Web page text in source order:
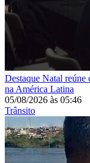
Destaque Natal reúne
na América Latina
05/08/2026 às 05:46
Trânsito